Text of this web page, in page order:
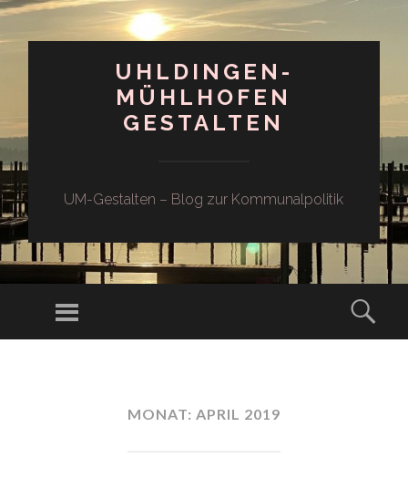
UHLDINGEN-
MÜHLHOFEN
GESTALTEN
UM-Gestalten – Blog zur Kommunalpolitik
Menü
MONAT: APRIL 2019